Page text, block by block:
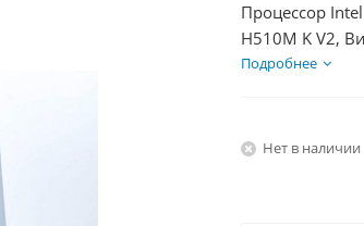
Процессор
H510M K V2,
HDD 1Тб, БП
Подробнее
Нет в наличии